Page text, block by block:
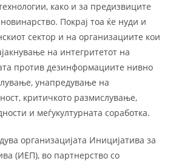
како и за предизвиците
Покрај тоа ќе нуди и
сектор и на организациите кои
на интегритетот на
против дезинформациите нивно
унапредување на
критичкото размислување,
и меѓукултурната соработка.
организацијата Иницијатива за
(ИЕП), во партнерство со